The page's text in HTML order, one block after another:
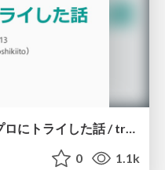
テスト自動化チームでペアプロにトライした話 / trying to pair programming on test automation team
0 1.1k